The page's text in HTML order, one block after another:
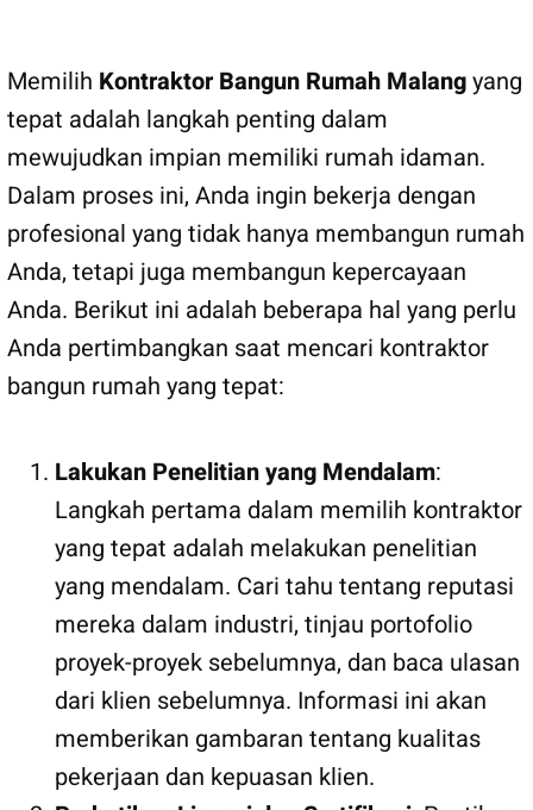
Memilih Kontraktor Bangun Rumah Malangyang
tepat adalah langkah penting dalam
mewujudkan impian memiliki rumah idaman.
Dalam proses ini, Anda ingin bekerja dengan
profesional yang tidak hanya membangun rumah
Anda, tetapi juga membangun kepercayaan
Anda. Berikut ini adalah beberapa hal yang perlu
Anda pertimbangkan saat mencari kontraktor
bangun rumah yang tepat:
Lakukan Penelitian yang Mendalam:
Langkah pertama dalam memilih kontraktor
yang tepat adalah melakukan penelitian
yang mendalam. Cari tahu tentang reputasi
mereka dalam industri, tinjau portofolio
proyek-proyek sebelumnya, dan baca ulasan
dari klien sebelumnya. Informasi ini akan
memberikan gambaran tentang kualitas
pekerjaan dan kepuasan klien.